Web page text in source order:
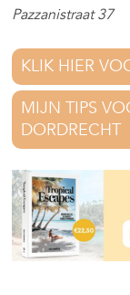
Pazzanistraat 37
KLIK HIER
MIJN TIPS
DORDRECHT